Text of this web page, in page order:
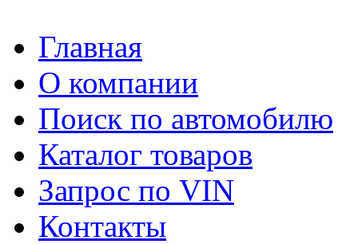
Главная
О компании
Поиск по автомобилю
Каталог товаров
Запрос по VIN
Контакты